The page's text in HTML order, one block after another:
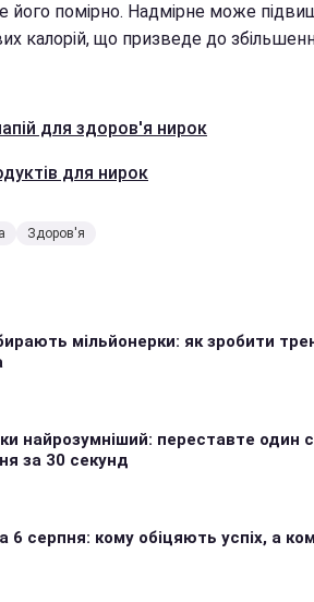
його помірно. Надмірне може
калорій, що призведе до
для здоров'я нирок
для нирок
Здоров'я
мільйонерки: як зробити
найрозумніший: переставте один
за 30 секунд
6 серпня: кому обіцяють успіх, а